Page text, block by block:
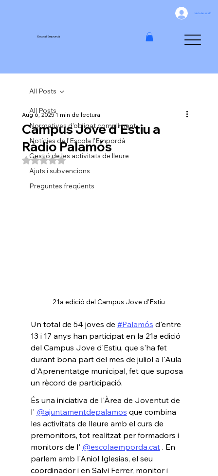
Escola l'Empordà
Inicia la sessió
All Posts
Normatives d'obligat compliment
Notícies de l'Escola l'Empordà
Gestió de les activitats de lleure
Ajuts i subvencions
Preguntes freqüents
All Posts
Campus Jove d'Estiu a
Ràdio Palamós
Aug 6, 20251 min de lectura
Puntuat amb NaN de 5 estrelles.
21a edició del Campus Jove d'Estiu
Un total de 54 joves de #Palamós d'entre
13 i 17 anys han participat en la 21a edició
del Campus Jove d'Estiu, que s'ha fet
durant bona part del mes de juliol a l'Aula
d'Aprenentatge municipal, fet que suposa
un rècord de participació.
És una iniciativa de l'Àrea de Joventut de
l' @ajuntamentdepalamos que combina
les activitats de lleure amb el curs de
premonitors, tot realitzat per formadors i
monitors de l' @escolaemporda.cat . En
parlem amb l'Aniol Iglesias, el seu
coordinador i en Salvi Ferrer, monitor i